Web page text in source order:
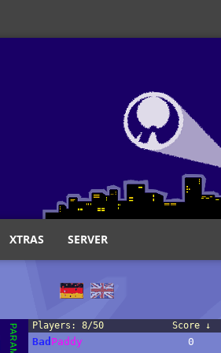
XTRAS SERVER